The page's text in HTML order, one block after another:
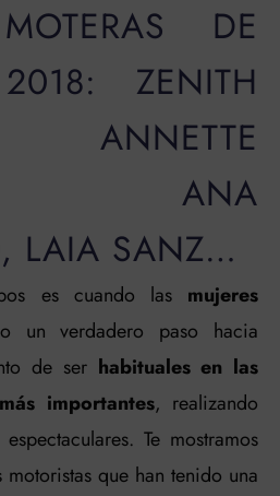
DE
ZENITH
ANA
LAIA SANZ…
es cuando las mujeres
un verdadero paso hacia
de ser habituales en las
importantes, realizando
Te mostramos
que han tenido una